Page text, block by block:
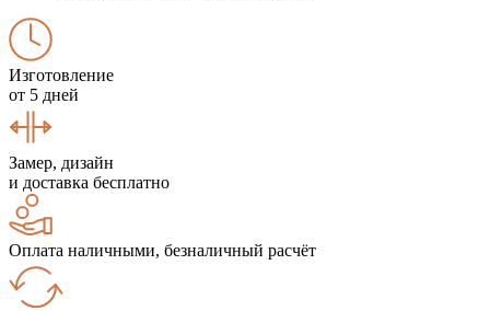
Изготовление
от 5 дней
Замер, дизайн
и доставка бесплатно
Оплата наличными, безналичный расчёт